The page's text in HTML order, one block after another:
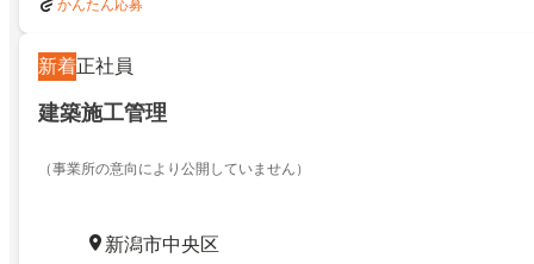
かんたん応募
新着正社員
建築施工管理
（事業所の意向により公開していません）
新潟市中央区